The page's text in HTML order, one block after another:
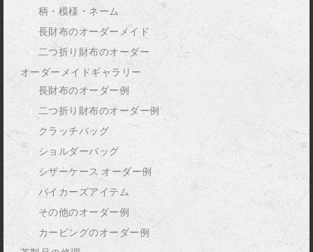
柄・模様・ネーム
長財布のオーダーメイド
二つ折り財布のオーダー
オーダーメイドギャラリー
長財布のオーダー例
二つ折り財布のオーダー例
クラッチバッグ
ショルダーバッグ
シザーケース オーダー例
バイカーズアイテム
その他のオーダー例
カービングのオーダー例